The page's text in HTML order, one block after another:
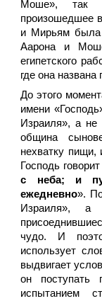
Моше», так
произошедшее
и Мирьям была
Аарона и
египетского
где она названа
До этого
имени
Израиля», а не
община
нехватку пищи,
Господь
с неба; и
ежедневно».
Израиля», а
чудо. И
использует
выдвигает
он поступать
испытанием